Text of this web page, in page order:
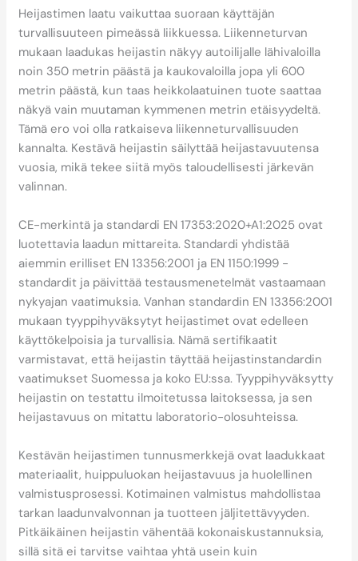
Heijastimen laatu vaikuttaa suoraan käyttäjän
turvallisuuteen pimeässä liikkuessa. Liikenneturvan
mukaan laadukas heijastin näkyy autoilijalle lähivaloilla
noin 350 metrin päästä ja kaukovaloilla jopa yli 600
metrin päästä, kun taas heikkolaatuinen tuote saattaa
näkyä vain muutaman kymmenen metrin etäisyydeltä.
Tämä ero voi olla ratkaiseva liikenneturvallisuuden
kannalta. Kestävä heijastin säilyttää heijastavuutensa
vuosia, mikä tekee siitä myös taloudellisesti järkevän
valinnan.
CE-merkintä ja standardi EN 17353:2020+A1:2025 ovat
luotettavia laadun mittareita. Standardi yhdistää
aiemmin erilliset EN 13356:2001 ja EN 1150:1999 -
standardit ja päivittää testausmenetelmät vastaamaan
nykyajan vaatimuksia. Vanhan standardin EN 13356:2001
mukaan tyyppihyväksytyt heijastimet ovat edelleen
käyttökelpoisia ja turvallisia. Nämä sertifikaatit
varmistavat, että heijastin täyttää heijastinstandardin
vaatimukset Suomessa ja koko EU:ssa. Tyyppihyväksytty
heijastin on testattu ilmoitetussa laitoksessa, ja sen
heijastavuus on mitattu laboratorio-olosuhteissa.
Kestävän heijastimen tunnusmerkkejä ovat laadukkaat
materiaalit, huippuluokan heijastavuus ja huolellinen
valmistusprosessi. Kotimainen valmistus mahdollistaa
tarkan laadunvalvonnan ja tuotteen jäljitettävyyden.
Pitkäikäinen heijastin vähentää kokonaiskustannuksia,
sillä sitä ei tarvitse vaihtaa yhtä usein kuin